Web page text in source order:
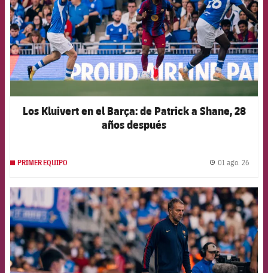
Los Kluivert en el Barça: de Patrick a Shane, 28
años después
PRIMER EQUIPO 01 ago. 26
FCB Barcelona badge